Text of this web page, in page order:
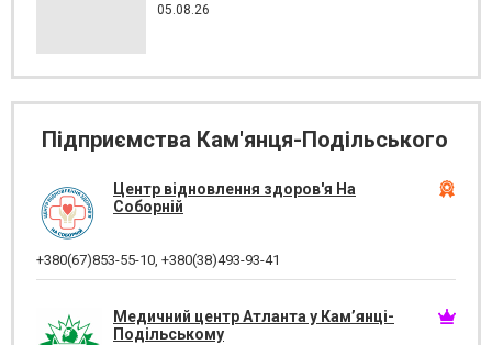
05.08.26
Підприємства Кам'янця-Подільського
Центр відновлення здоров'я На
Соборній
+380(67)853-55-10, +380(38)493-93-41
Медичний центр Атланта у Кам’янці-
Подільському